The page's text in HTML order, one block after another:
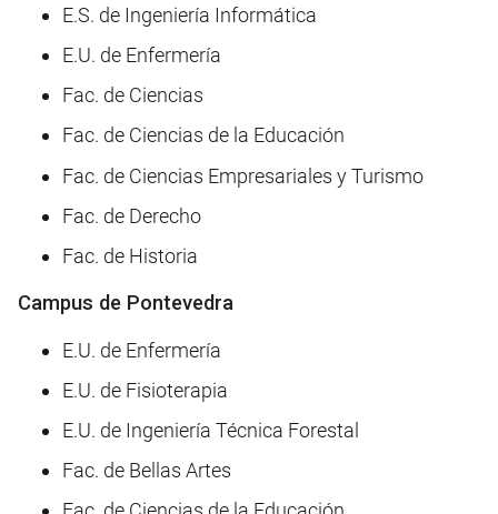
E.S. de Ingeniería Informática
E.U. de Enfermería
Fac. de Ciencias
Fac. de Ciencias de la Educación
Fac. de Ciencias Empresariales y Turismo
Fac. de Derecho
Fac. de Historia
Campus de Pontevedra
E.U. de Enfermería
E.U. de Fisioterapia
E.U. de Ingeniería Técnica Forestal
Fac. de Bellas Artes